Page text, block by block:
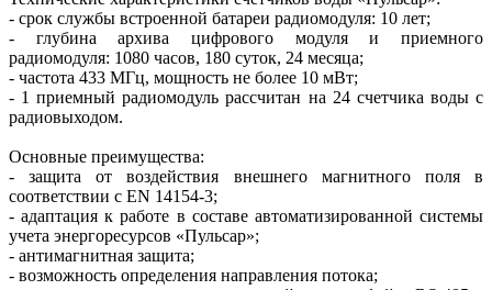
- срок службы встроенной батареи радиомодуля: 10 лет;
- глубина архива цифрового модуля и приемного
радиомодуля: 1080 часов, 180 суток, 24 месяца;
- частота 433 МГц, мощность не более 10 мВт;
- 1 приемный радиомодуль рассчитан на 24 счетчика воды с
радиовыходом.
Основные преимущества:
- защита от воздействия внешнего магнитного поля в
соответствии с EN 14154-3;
- адаптация к работе в составе автоматизированной системы
учета энергоресурсов «Пульсар»;
- антимагнитная защита;
- возможность определения направления потока;